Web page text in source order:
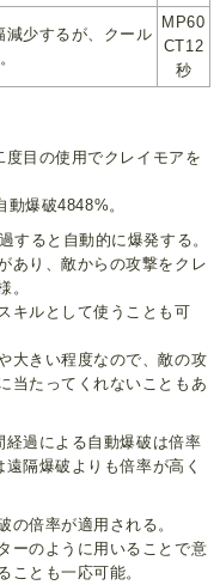
減少するが、クール
MP60
CT12
秒
目の使用でクレイモアを
爆破4848%。
すると自動的に爆発する。
あり、敵からの攻撃をクレ
。
キルとして使うことも可
大きい程度なので、敵の攻
当たってくれないこともあ
経過による自動爆破は倍率
隔爆破よりも倍率が高く
の倍率が適用される。
ーのように用いることで意
ことも一応可能。